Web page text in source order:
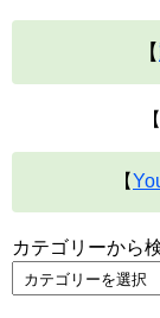
【
【
【
カテゴリーから